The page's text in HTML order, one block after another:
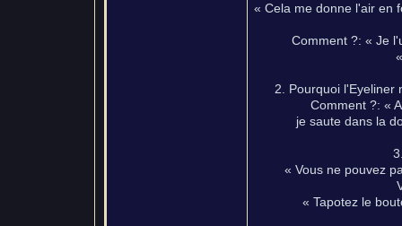
« Cela me donne l'air en
Comment ?: « Je
2. Pourquoi l'Eyeliner
Comment ?: «
je saute dans la
« Vous ne pouvez
« Tapotez le